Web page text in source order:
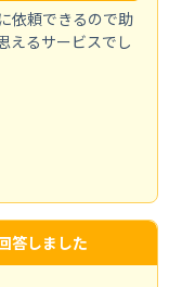
依頼できるので助
えるサービスでし
答しました